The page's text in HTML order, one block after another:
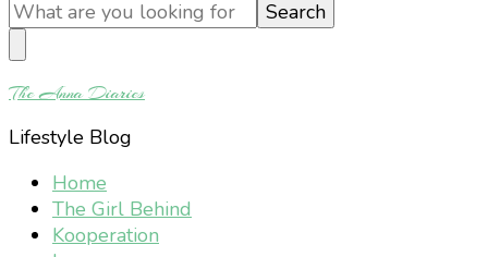
for
Something?
The Anna Diaries
Lifestyle Blog
Home
The Girl Behind
Kooperation